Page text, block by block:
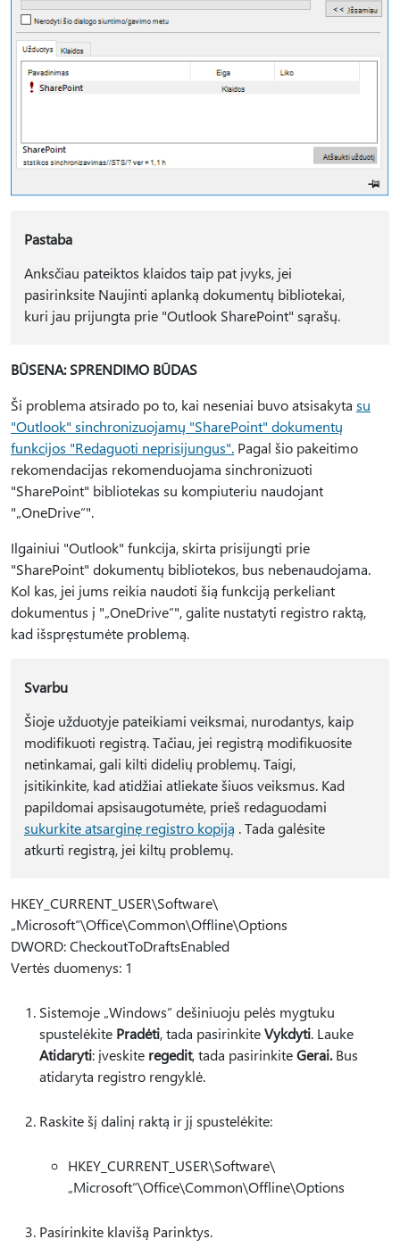
Pastaba
Anksčiau pateiktos klaidos taip pat įvyks, jei
pasirinksite Naujinti aplanką dokumentų bibliotekai,
kuri jau prijungta prie "Outlook SharePoint" sąrašų.
BŪSENA: SPRENDIMO BŪDAS
Ši problema atsirado po to, kai neseniai buvo atsisakyta su
"Outlook" sinchronizuojamų "SharePoint" dokumentų
funkcijos "Redaguoti neprisijungus". Pagal šio pakeitimo
rekomendacijas rekomenduojama sinchronizuoti
"SharePoint" bibliotekas su kompiuteriu naudojant
"„OneDrive“".
Ilgainiui "Outlook" funkcija, skirta prisijungti prie
"SharePoint" dokumentų bibliotekos, bus nebenaudojama.
Kol kas, jei jums reikia naudoti šią funkciją perkeliant
dokumentus į "„OneDrive“", galite nustatyti registro raktą,
kad išspręstumėte problemą.
Svarbu
Šioje užduotyje pateikiami veiksmai, nurodantys, kaip
modifikuoti registrą. Tačiau, jei registrą modifikuosite
netinkamai, gali kilti didelių problemų. Taigi,
įsitikinkite, kad atidžiai atliekate šiuos veiksmus. Kad
papildomai apsisaugotumėte, prieš redaguodami
sukurkite atsarginę registro kopiją . Tada galėsite
atkurti registrą, jei kiltų problemų.
HKEY_CURRENT_USER\Software\
„Microsoft“\Office\Common\Offline\Options
DWORD: CheckoutToDraftsEnabled
Vertės duomenys: 1
Sistemoje „Windows“ dešiniuoju pelės mygtuku
spustelėkite Pradėti, tada pasirinkiteVykdyti. Lauke
Atidaryti: įveskite regedit, tada pasirinkiteGerai.Bus
atidaryta registro rengyklė.
Raskite šį dalinį raktą ir jį spustelėkite:
HKEY_CURRENT_USER\Software\
„Microsoft“\Office\Common\Offline\Options
Pasirinkite klavišą Parinktys.